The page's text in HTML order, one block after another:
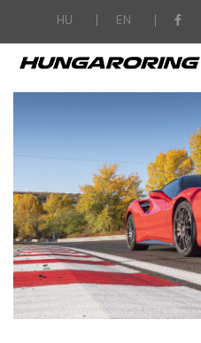
HU EN